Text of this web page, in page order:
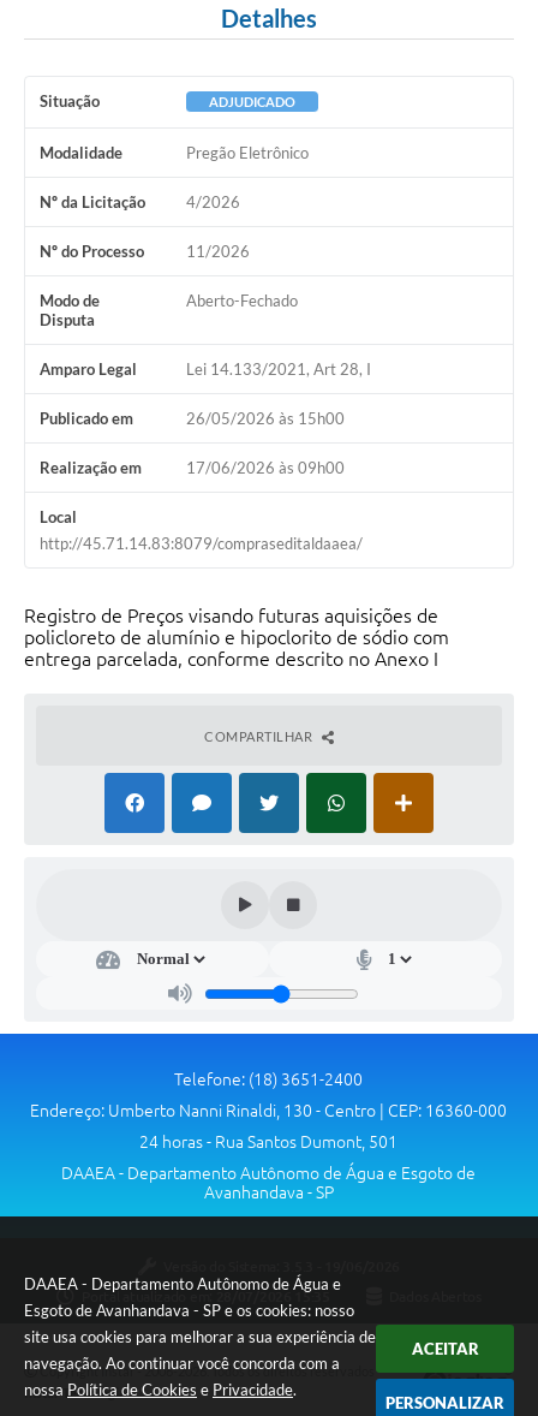
DAAEA - Departamento Autônomo de Água e
Esgoto de Avanhandava - SP e os cookies: nosso
site usa cookies para melhorar a sua experiência de
navegação. Ao continuar você concorda com a
nossa Política de Cookies e Privacidade.
ACEITAR
PERSONALIZAR
Galeria de Fotos
Contratos
Ouvidoria
Audiências Públicas
Arquivos para Download
Carta de Serviços
Notícias
Projetos
Telefones Úteis
Jornal
Contato
Detalhes
Situação ADJUDICADO
Modalidade Pregão Eletrônico
Nº da Licitação 4/2026
Nº do Processo 11/2026
Modo de
Disputa
Aberto-Fechado
Amparo Legal Lei 14.133/2021, Art 28, I
Publicado em 26/05/2026 às 15h00
Realização em 17/06/2026 às 09h00
Local
http://45.71.14.83:8079/compraseditaldaaea/
Registro de Preços visando futuras aquisições de
policloreto de alumínio e hipoclorito de sódio com
entrega parcelada, conforme descrito no Anexo I
COMPARTILHAR
Telefone: (18) 3651-2400
Endereço: Umberto Nanni Rinaldi, 130 - Centro | CEP: 16360-000
24 horas - Rua Santos Dumont, 501
DAAEA - Departamento Autônomo de Água e Esgoto de
Avanhandava - SP
Portal atualizado em:
28/07/2026 15:35
Copyright Instar - 2006-2026. Todos os direitos reservados -
Instar Tecnologia